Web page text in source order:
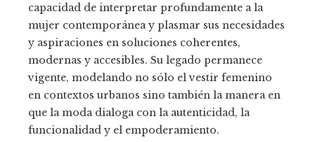
capacidad de interpretar profundamente a la
mujer contemporánea y plasmar sus necesidades
y aspiraciones en soluciones coherentes,
modernas y accesibles. Su legado permanece
vigente, modelando no sólo el vestir femenino
en contextos urbanos sino también la manera en
que la moda dialoga con la autenticidad, la
funcionalidad y el empoderamiento.